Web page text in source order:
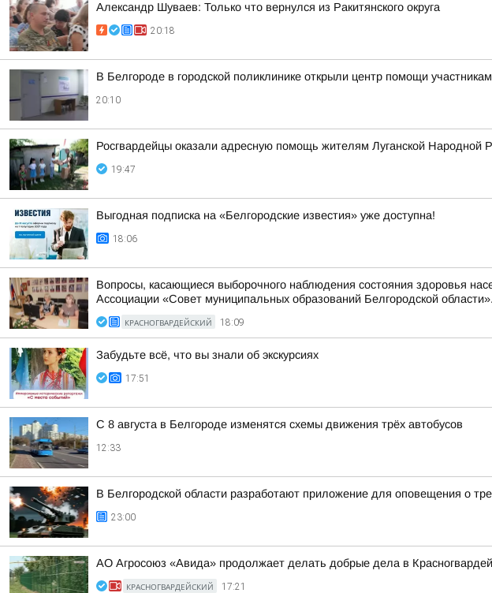
Александр Шуваев: Только что вернулся из Ракитянского округа
20:18
В Белгороде в городской поликлинике открыли центр помощи
20:10
Росгвардейцы оказали адресную помощь жителям Луганской Народной
19:47
Выгодная подписка на «Белгородские известия» уже доступна!
18:06
Вопросы, касающиеся выборочного наблюдения состояния здоровья
Ассоциации «Совет муниципальных образований Белгородской
КРАСНОГВАРДЕЙСКИЙ 18:09
Забудьте всё, что вы знали об экскурсиях
17:51
С 8 августа в Белгороде изменятся схемы движения трёх автобусов
12:33
В Белгородской области разработают приложение для оповещения о
23:00
АО Агросоюз «Авида» продолжает делать добрые дела в
КРАСНОГВАРДЕЙСКИЙ 17:21